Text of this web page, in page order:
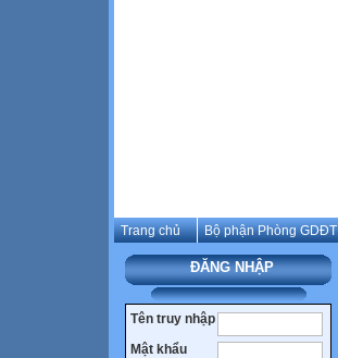
Trang chủ Bộ phận Phòng GDĐT
ĐĂNG NHẬP
Tên truy nhập
Mật khẩu